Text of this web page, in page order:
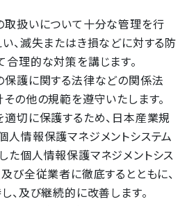
取扱いについて十分な管理を行
、滅失またはき損などに対する防
理的な対策を講じます。
保護に関する法律などの関係法
の他の規範を遵守いたします。
適切に保護するため、日本産業規
情報保護マネジメントシステム
個人情報保護マネジメントシス
び全従業者に徹底するとともに、
、及び継続的に改善します。